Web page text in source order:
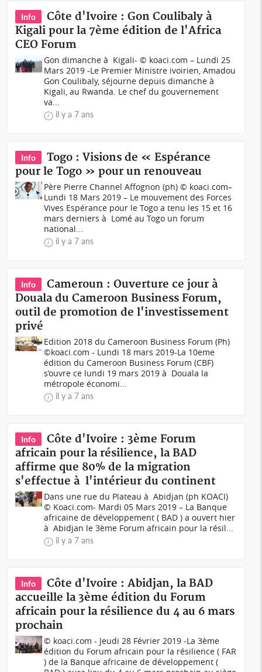
Info
Côte d'Ivoire : Gon Coulibaly à
Kigali pour la 7ème édition de l'Africa
CEO Forum
Gon dimanche à Kigali- © koaci.com – Lundi 25
Mars 2019 -Le Premier Ministre ivoirien, Amadou
Gon Coulibaly, séjourne depuis dimanche à
Kigali, au Rwanda. Le chef du gouvernement
va...
il y a 7 ans
Info
Togo : Visions de « Espérance
pour le Togo » pour un renouveau
Père Pierre Channel Affognon (ph) © koaci.com–
Lundi 18 Mars 2019 – Le mouvement des Forces
Vives Espérance pour le Togo a tenu les 15 et 16
mars derniers à Lomé au Togo un forum
national...
il y a 7 ans
Info
Cameroun : Ouverture ce jour à
Douala du Cameroon Business Forum,
outil de promotion de l'investissement
privé
Edition 2018 du Cameroon Business Forum (Ph)
©koaci.com - Lundi 18 mars 2019-La 10eme
édition du Cameroon Business Forum (CBF)
s’ouvre ce lundi 19 mars 2019 à Douala la
métropole économi...
il y a 7 ans
Info
Côte d'Ivoire : 3ème Forum
africain pour la résilience, la BAD
affirme que 80% de la migration
s'effectue à l'intérieur du continent
Dans une rue du Plateau à Abidjan (ph KOACI)
© Koaci.com- Mardi 05 Mars 2019 – La Banque
africaine de développement ( BAD ) a ouvert hier
à Abidjan le 3ème Forum africain pour la résil...
il y a 7 ans
Info
Côte d'Ivoire : Abidjan, la BAD
accueille la 3ème édition du Forum
africain pour la résilience du 4 au 6 mars
prochain
© koaci.com - Jeudi 28 Février 2019 -La 3ème
édition du Forum africain pour la résilience ( FAR
) de la Banque africaine de développement (